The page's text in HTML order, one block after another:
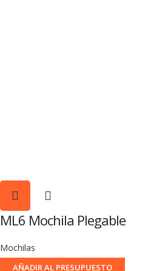
ML6 Mochila Plegable
Mochilas
AÑADIR AL PRESUPUESTO